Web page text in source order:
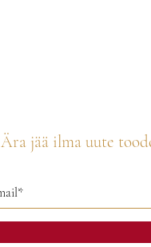
Ära jää ilma uute